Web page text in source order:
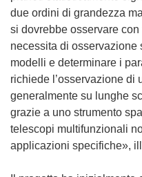
due ordini di grandezza
si dovrebbe osservare
necessita di osservazione
modelli e determinare i
richiede l’osservazione di
generalmente su lunghe
grazie a uno strumento
telescopi multifunzionali
applicazioni specifiche»,